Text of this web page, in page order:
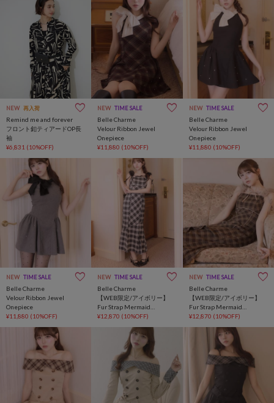
NEW 再入荷
Remind me and forever
フロント釦ティアードOP長
袖
¥6,831 (10%OFF)
NEW TIME SALE
Belle Charme
Velour Ribbon Jewel
Onepiece
¥11,880 (10%OFF)
NEW TIME SALE
Belle Charme
Velour Ribbon Jewel
Onepiece
¥11,880 (10%OFF)
NEW TIME SALE
Belle Charme
Velour Ribbon Jewel
Onepiece
¥11,880 (10%OFF)
NEW TIME SALE
Belle Charme
【WEB限定/アイボリー】
Fur Strap Mermaid
Onepiece
¥12,870 (10%OFF)
NEW TIME SALE
Belle Charme
【WEB限定/アイボリー】
Fur Strap Mermaid
Onepiece
¥12,870 (10%OFF)